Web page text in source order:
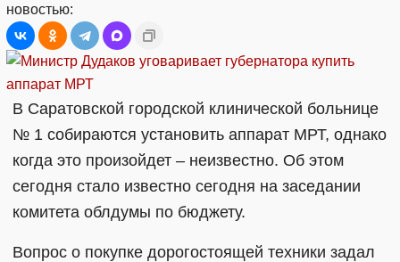
новостью:
В Саратовской городской клинической больнице
№ 1 собираются установить аппарат МРТ, однако
когда это произойдет – неизвестно. Об этом
сегодня стало известно сегодня на заседании
комитета облдумы по бюджету.
Вопрос о покупке дорогостоящей техники задал